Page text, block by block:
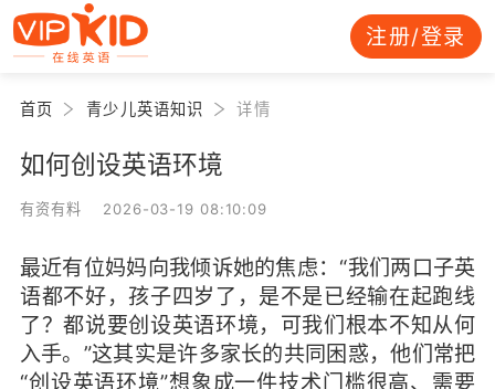
注册/登录
首页 青少儿英语知识 详情
如何创设英语环境
有资有料 2026-03-19 08:10:09
最近有位妈妈向我倾诉她的焦虑：“我们两口子英
语都不好，孩子四岁了，是不是已经输在起跑线
了？都说要创设英语环境，可我们根本不知从何
入手。”这其实是许多家长的共同困惑，他们常把
“创设英语环境”想象成一件技术门槛很高、需要